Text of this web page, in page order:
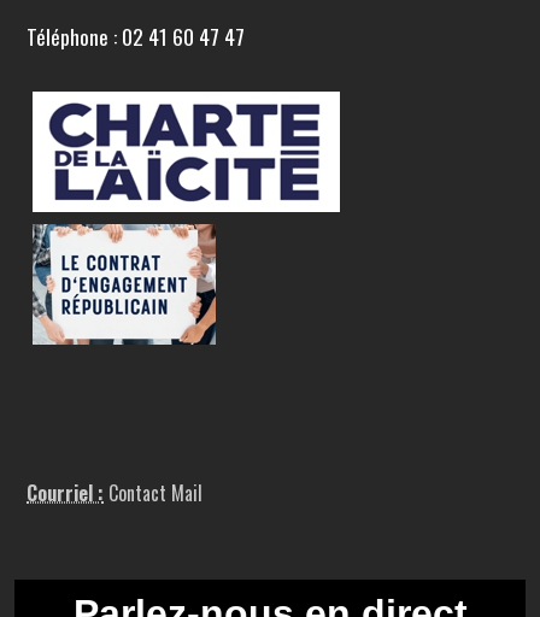
Téléphone : 02 41 60 47 47
Courriel : Contact Mail